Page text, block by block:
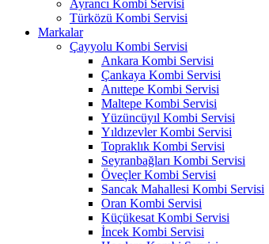
Ayrancı Kombi Servisi
Türközü Kombi Servisi
Markalar
Çayyolu Kombi Servisi
Ankara Kombi Servisi
Çankaya Kombi Servisi
Anıttepe Kombi Servisi
Maltepe Kombi Servisi
Yüzüncüyıl Kombi Servisi
Yıldızevler Kombi Servisi
Topraklık Kombi Servisi
Seyranbağları Kombi Servisi
Öveçler Kombi Servisi
Sancak Mahallesi Kombi Servisi
Oran Kombi Servisi
Küçükesat Kombi Servisi
İncek Kombi Servisi